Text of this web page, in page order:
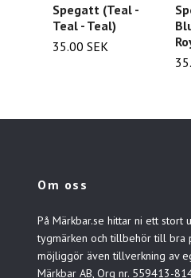
Spegatt (Teal -
Teal - Teal)
35.00 SEK
Om oss
På Märkbar.se hittar ni ett stort
tygmärken och tillbehör till bra
möjliggör även tillverkning av
Märkbar AB, Org nr. 559413-